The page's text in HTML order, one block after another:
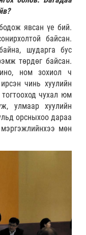
явсан үе бий.
байсан.
шударга бус
төрдөг байсан.
ном зохиол ч
чинь хуулийн
чухал юм
улмаар хуулийн
орсныхоо дараа
мөн